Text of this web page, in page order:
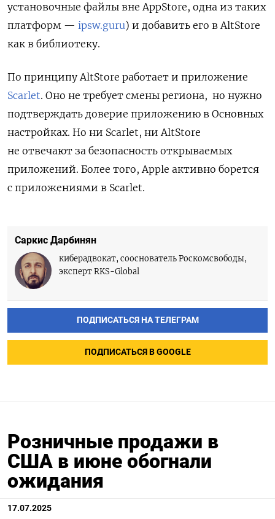
установочные файлы вне AppStore, одна из таких
платформ — ipsw.guru) и добавить его в AltStore
как в библиотеку.
По принципу AltStore работает и приложение
Scarlet. Оно не требует смены региона, но нужно
подтверждать доверие приложению в Основных
настройках. Но ни Scarlet, ни AltStore
не отвечают за безопасность открываемых
приложений. Более того, Apple активно борется
с приложениями в Scarlet.
Саркис Дарбинян
киберадвокат, сооснователь Роскомсвободы,
эксперт RKS-Global
ПОДПИСАТЬСЯ НА ТЕЛЕГРАМ
ПОДПИСАТЬСЯ В GOOGLE
Розничные продажи в
США в июне обогнали
ожидания
17.07.2025